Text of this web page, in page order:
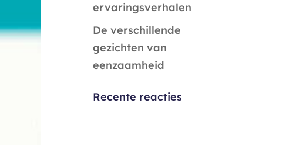
ervaringsverhalen
De verschillende
gezichten van
eenzaamheid
Recente reacties